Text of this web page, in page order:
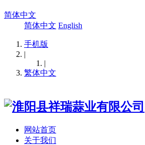
简体中文
简体中文 English
手机版
|
|
繁体中文
网站首页
关于我们